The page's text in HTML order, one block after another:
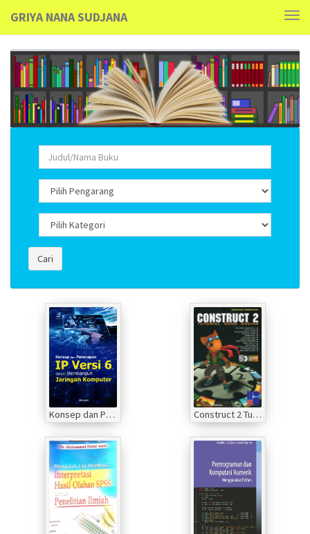
GRIYA NANA SUDJANA
Cari
Konsep dan Penerapan IP Versi 6 dalam Membangun Jaringan Komputer Construct 2 Tutorial Game Engine